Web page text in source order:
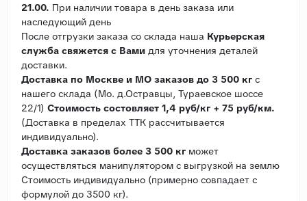
21.00. При наличии товара в день заказа или
наследующий день
После отгрузки заказа со склада наша Курьерская
служба свяжется с Вами для уточнения деталей
доставки.
Доставка по Москве и МО заказов до 3 500 кг с
нашего склада (Мо. д.Остравцы, Тураевское шоссе
22/1) Стоимость состовляет 1,4 руб/кг + 75 руб/км.
(Доставка в пределах ТТК рассчитывается
индивидуально).
Доставка заказов более 3 500 кг может
осуществляться манипулятором с выгрузкой на землю
Стоимость индивидуально (примерно совпадает с
формулой до 3500 кг).